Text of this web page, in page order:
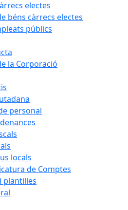
electes
béns càrrecs electes
públics
la Corporació
personal
locals
de Comptes
plantilles